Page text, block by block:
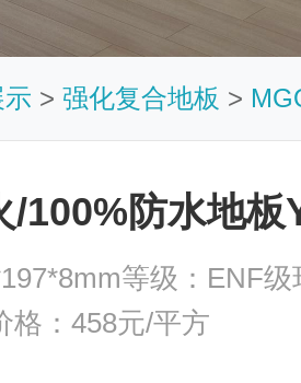
> 强化复合地板 >
/100%防水地板
等级：ENF
格：458元/平方